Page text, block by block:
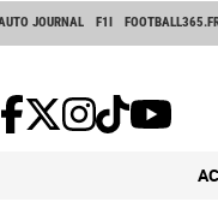
JOURNAL F1I